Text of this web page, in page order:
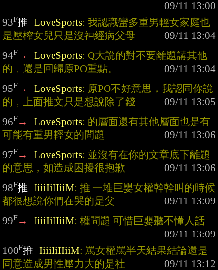
93F推 LoveSports: 我認識蠻多重男輕女家庭也
是壓榨女兒只是沒神經病父母
94F → LoveSports: Q大說的對不要離題講其他
的，還是回歸原PO重點。
95F → LoveSports: 原PO不好意思，我認同你說
的，上面推文只是想說除了錢
96F → LoveSports: 的層面還有其他層面也是有
可能有重男輕女的問題
97F → LoveSports: 並沒有在你的文章底下離題
的意思，如造成困擾很抱歉
98F推 IiiiIiIIiiM: 推 一堆巨嬰女權幹幹叫的時候
都很想說你們在哭的是父
99F → IiiiIiIIiiM: 權問題 可惜巨嬰聽不懂人話
100F推 IiiiIiIIiiM: 罵女權罵半天結果結論還是
同意造成男性壓力大的是社